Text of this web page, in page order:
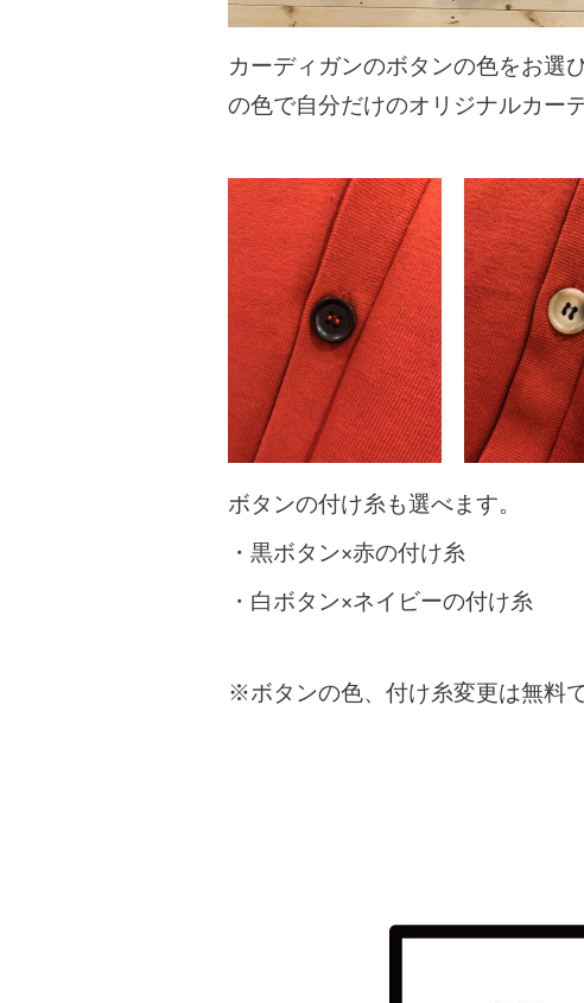
カーディガンのボタンの色をお選
の色で自分だけのオリジナルカー
ボタンの付け糸も選べます。
・黒ボタン×赤の付け糸
・白ボタン×ネイビーの付け糸
※ボタンの色、付け糸変更は無料で